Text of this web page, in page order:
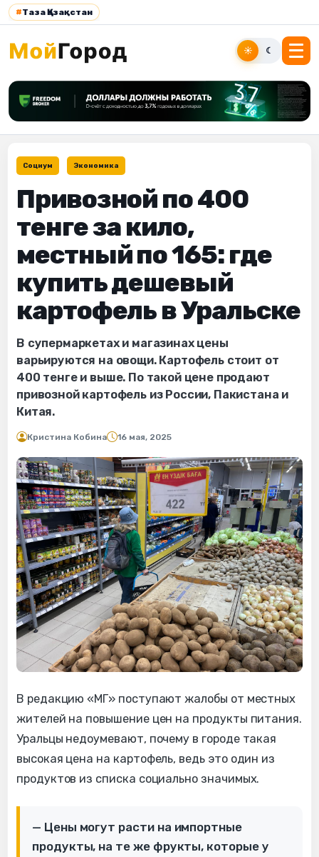
#Таза Қазақстан
☀ ☾
Социум Экономика
Привозной по 400
тенге за кило,
местный по 165: где
купить дешевый
картофель в Уральске
В супермаркетах и магазинах цены
варьируются на овощи. Картофель стоит от
400 тенге и выше. По такой цене продают
привозной картофель из России, Пакистана и
Китая.
Кристина Кобина 16 мая, 2025
В редакцию «МГ» поступают жалобы от местных
жителей на повышение цен на продукты питания.
Уральцы недоумевают, почему в городе такая
высокая цена на картофель, ведь это один из
продуктов из списка социально значимых.
— Цены могут расти на импортные
продукты, на те же фрукты, которые у